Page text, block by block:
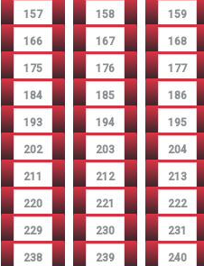
157 158 159
166 167 168
175 176 177
184 185 186
193 194 195
202 203 204
211 212 213
220 221 222
229 230 231
238 239 240